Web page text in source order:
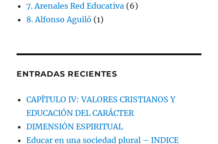
7. Arenales Red Educativa (6)
8. Alfonso Aguiló (1)
ENTRADAS RECIENTES
CAPÍTULO IV: VALORES CRISTIANOS Y
EDUCACIÓN DEL CARÁCTER
DIMENSIÓN ESPIRITUAL
Educar en una sociedad plural – INDICE